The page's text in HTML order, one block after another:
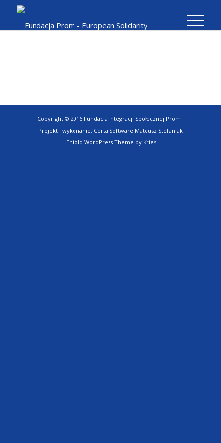
Copyright © 2016 Fundacja Integracji Społecznej Prom
Projekt i wykonanie: Certa Software Mateusz Stefaniak
- Enfold WordPress Theme by Kriesi